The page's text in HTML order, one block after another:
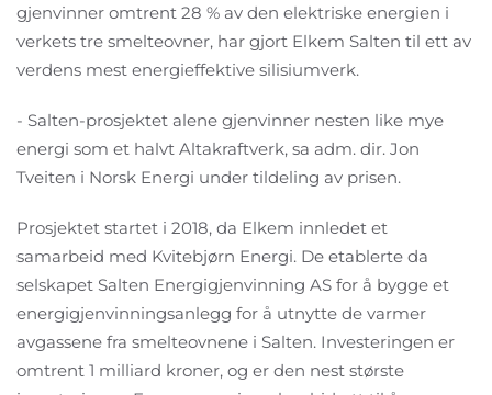
gjenvinner omtrent 28 % av den elektriske energien i
verkets tre smelteovner, har gjort Elkem Salten til ett av
verdens mest energieffektive silisiumverk.
- Salten-prosjektet alene gjenvinner nesten like mye
energi som et halvt Altakraftverk, sa adm. dir. Jon
Tveiten i Norsk Energi under tildeling av prisen.
Prosjektet startet i 2018, da Elkem innledet et
samarbeid med Kvitebjørn Energi. De etablerte da
selskapet Salten Energigjenvinning AS for å bygge et
energigjenvinningsanlegg for å utnytte de varmer
avgassene fra smelteovnene i Salten. Investeringen er
omtrent 1 milliard kroner, og er den nest største